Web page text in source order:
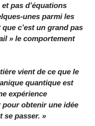
pas d’équations
unes parmi les
c’est un grand pas
» le comportement
vient de ce que le
quantique est
expérience
pour obtenir une idée
se passer. »